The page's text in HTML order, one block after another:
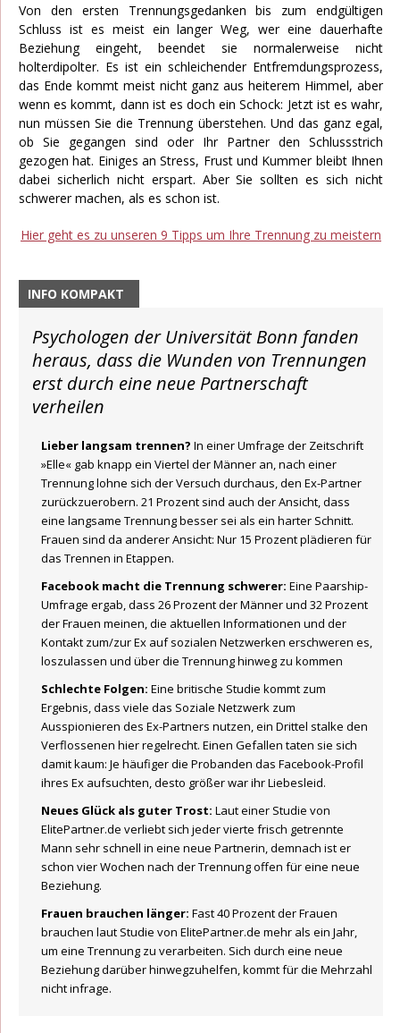
Von den ersten Trennungsgedanken bis zum endgültigen
Schluss ist es meist ein langer Weg, wer eine dauerhafte
Beziehung eingeht, beendet sie normalerweise nicht
holterdipolter. Es ist ein schleichender Entfremdungsprozess,
das Ende kommt meist nicht ganz aus heiterem Himmel, aber
wenn es kommt, dann ist es doch ein Schock: Jetzt ist es wahr,
nun müssen Sie die Trennung überstehen. Und das ganz egal,
ob Sie gegangen sind oder Ihr Partner den Schlussstrich
gezogen hat. Einiges an Stress, Frust und Kummer bleibt Ihnen
dabei sicherlich nicht erspart. Aber Sie sollten es sich nicht
schwerer machen, als es schon ist.
Hier geht es zu unseren 9 Tipps um Ihre Trennung zu meistern
INFO KOMPAKT
Psychologen der Universität Bonn fanden
heraus, dass die Wunden von Trennungen
erst durch eine neue Partnerschaft
verheilen
Lieber langsam trennen? In einer Umfrage der Zeitschrift
»Elle« gab knapp ein Viertel der Männer an, nach einer
Trennung lohne sich der Versuch durchaus, den Ex-Partner
zurückzuerobern. 21 Prozent sind auch der Ansicht, dass
eine langsame Trennung besser sei als ein harter Schnitt.
Frauen sind da anderer Ansicht: Nur 15 Prozent plädieren für
das Trennen in Etappen.
Facebook macht die Trennung schwerer: Eine Paarship-
Umfrage ergab, dass 26 Prozent der Männer und 32 Prozent
der Frauen meinen, die aktuellen Informationen und der
Kontakt zum/zur Ex auf sozialen Netzwerken erschweren es,
loszulassen und über die Trennung hinweg zu kommen
Schlechte Folgen: Eine britische Studie kommt zum
Ergebnis, dass viele das Soziale Netzwerk zum
Ausspionieren des Ex-Partners nutzen, ein Drittel stalke den
Verflossenen hier regelrecht. Einen Gefallen taten sie sich
damit kaum: Je häufiger die Probanden das Facebook-Profil
ihres Ex aufsuchten, desto größer war ihr Liebesleid.
Neues Glück als guter Trost: Laut einer Studie von
ElitePartner.de verliebt sich jeder vierte frisch getrennte
Mann sehr schnell in eine neue Partnerin, demnach ist er
schon vier Wochen nach der Trennung offen für eine neue
Beziehung.
Frauen brauchen länger: Fast 40 Prozent der Frauen
brauchen laut Studie von ElitePartner.de mehr als ein Jahr,
um eine Trennung zu verarbeiten. Sich durch eine neue
Beziehung darüber hinwegzuhelfen, kommt für die Mehrzahl
nicht infrage.